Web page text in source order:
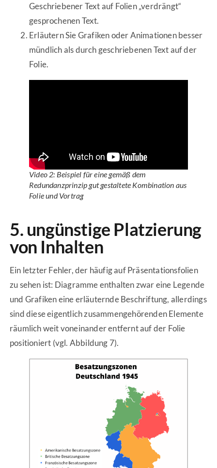
Geschriebener Text auf Folien „verdrängt“
gesprochenen Text.
Erläutern Sie Grafiken oder Animationen besser
mündlich als durch geschriebenen Text auf der
Folie.
Video 2: Beispiel für eine gemäß dem
Redundanzprinzip gut gestaltete Kombination aus
Folie und Vortrag
5. ungünstige Platzierung
von Inhalten
Ein letzter Fehler, der häufig auf Präsentationsfolien
zu sehen ist: Diagramme enthalten zwar eine Legende
und Grafiken eine erläuternde Beschriftung, allerdings
sind diese eigentlich zusammengehörenden Elemente
räumlich weit voneinander entfernt auf der Folie
positioniert (vgl. Abbildung 7).